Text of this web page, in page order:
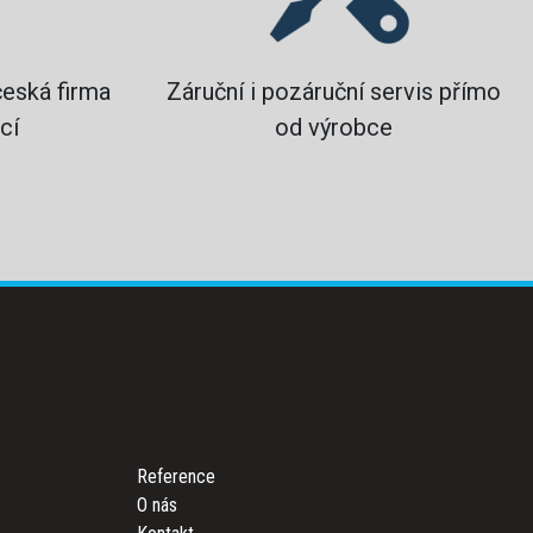
firma
Záruční i pozáruční servis přímo
od výrobce
Reference
O nás